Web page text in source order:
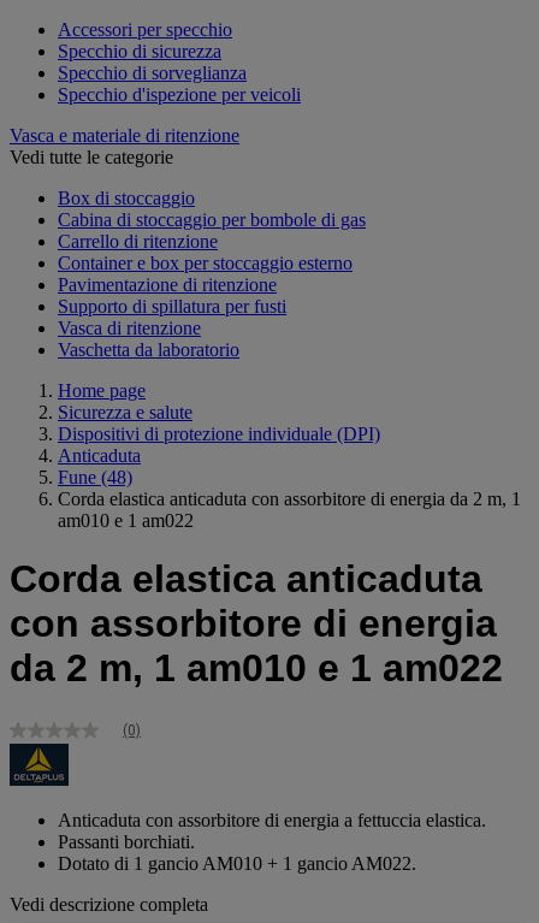
Accessori per specchio
Specchio di sicurezza
Specchio di sorveglianza
Specchio d'ispezione per veicoli
Vasca e materiale di ritenzione
Vedi tutte le categorie
Box di stoccaggio
Cabina di stoccaggio per bombole di gas
Carrello di ritenzione
Container e box per stoccaggio esterno
Pavimentazione di ritenzione
Supporto di spillatura per fusti
Vasca di ritenzione
Vaschetta da laboratorio
Home page
Sicurezza e salute
Dispositivi di protezione individuale (DPI)
Anticaduta
Fune (48)
Corda elastica anticaduta con assorbitore di energia da 2 m, 1
am010 e 1 am022
Corda elastica anticaduta
con assorbitore di energia
da 2 m, 1 am010 e 1 am022
Nessuna
valutazione
Stesso
pagina.
(0)
Anticaduta con assorbitore di energia a fettuccia elastica.
Passanti borchiati.
Dotato di 1 gancio AM010 + 1 gancio AM022.
Vedi descrizione completa